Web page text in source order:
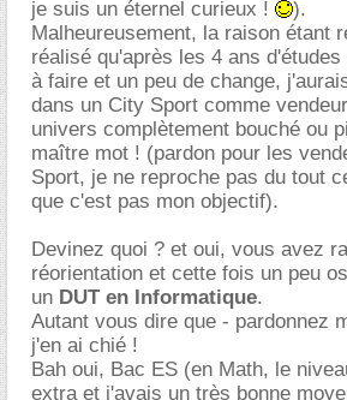
je suis un éternel curieux !
).
Malheureusement, la raison étant
réalisé qu'après les 4 ans d'études
à faire et un peu de change,
dans un City Sport comme
univers complètement bouché ou
maître mot ! (pardon pour les
Sport, je ne reproche pas du tout
que c'est pas mon objectif).
Devinez quoi ? et oui, vous avez
réorientation et cette fois un peu
un DUT en Informatique.
Autant vous dire que - pardonnez
j'en ai chié !
Bah oui, Bac ES (en Math, le
extra et j'avais un très bonne